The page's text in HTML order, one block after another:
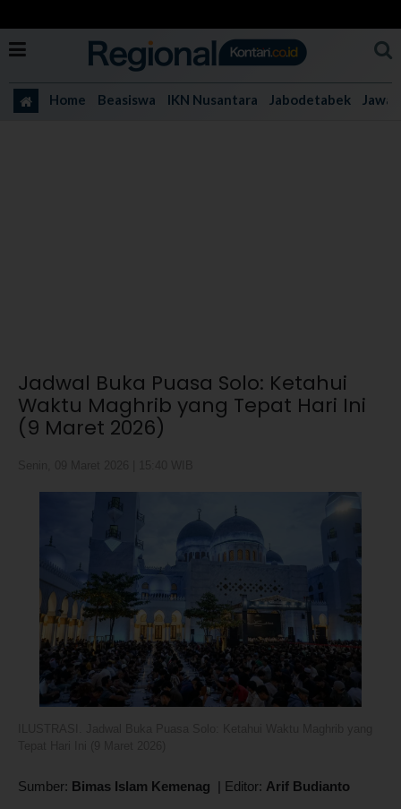
Home Beasiswa IKN Nusantara Jabodetabek Jawa
Jadwal Buka Puasa Solo: Ketahui
Waktu Maghrib yang Tepat Hari Ini
(9 Maret 2026)
Sumber: Bimas Islam Kemenag | Editor: Arif Budianto